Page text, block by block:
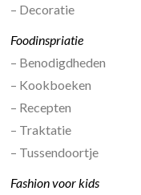
– Decoratie
Foodinspriatie
– Benodigdheden
– Kookboeken
– Recepten
– Traktatie
– Tussendoortje
Fashion voor kids